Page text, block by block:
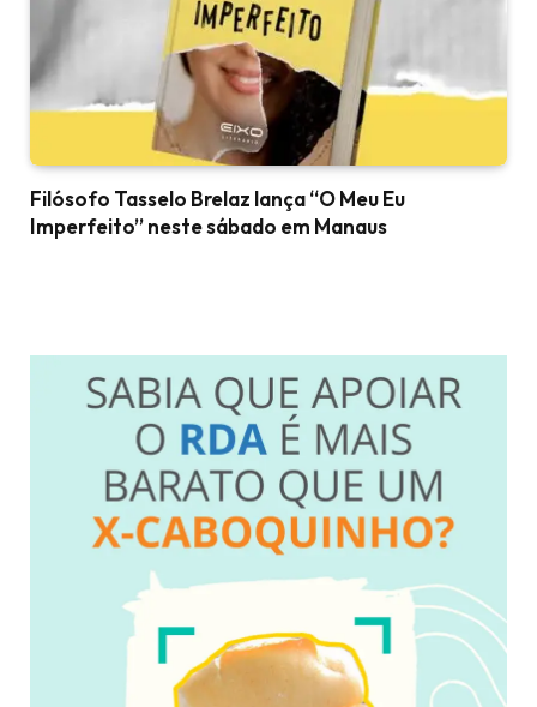
Filósofo Tasselo Brelaz lança “O Meu Eu
Imperfeito” neste sábado em Manaus